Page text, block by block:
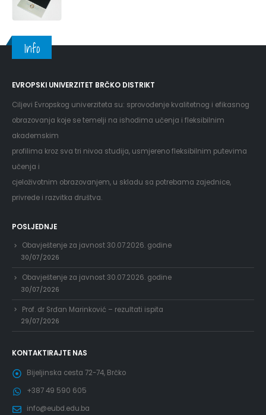
Info
EVROPSKI UNIVERZITET BRČKO DISTRIKT
Ciljevi Evropskog univerziteta su: sprovođenje kvalitetnog i efikasnog
obrazovanja koje se temelji na ishodima učenja i fleksibilnim
akademskim
profilima kroz sva tri nivoa studija, usmjereno fleksibilnim putevima
učenja i
cjeloživotnim obrazovanjem, u skladu sa potrebama zajednice,
privrede i razvitka društva.
POSLJEDNJE
Obavještenje za javnost 30.07.2026. godine
30/07/2026
Obavještenje za javnost 30.07.2026. godine
30/07/2026
Prof. dr Srđan Marinković – rezultati ispita
29/07/2026
KONTAKTIRAJTE NAS
Bijeljinska cesta 72-74, Brčko
+387 49 590 605
info@eubd.edu.ba